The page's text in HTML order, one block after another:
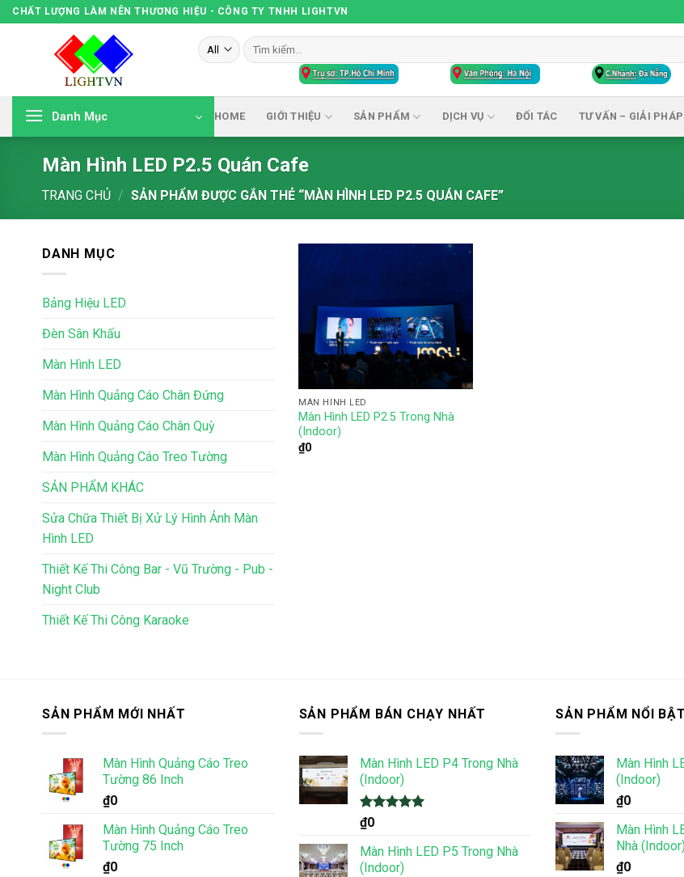
SkipCHẤT LƯỢNG LÀM NÊN THƯƠNG HIỆU - CÔNG TY TNHH LIGHTVN
Tìm
kiếm:
Danh Mục HOME GIỚI THIỆU SẢN PHẨM DỊCH VỤ ĐỐI TÁC TƯ VẤN – GIẢI PHÁP
Màn Hình LED P2.5 Quán Cafe
TRANG CHỦ / SẢN PHẨM ĐƯỢC GẮN THẺ “MÀN HÌNH LED P2.5 QUÁN CAFE”
DANH MỤC
Bảng Hiệu LED
Đèn Sân Khấu
Màn Hình LED
Màn Hình Quảng Cáo Chân Đứng
Màn Hình Quảng Cáo Chân Quỳ
Màn Hình Quảng Cáo Treo Tường
SẢN PHẨM KHÁC
Sửa Chữa Thiết Bị Xử Lý Hình Ảnh Màn
Hình LED
Thiết Kế Thi Công Bar - Vũ Trường - Pub -
Night Club
Thiết Kế Thi Công Karaoke
Add to
wishlist
MÀN HÌNH LED
Màn Hình LED P2.5 Trong Nhà
(Indoor)
₫0
SẢN PHẨM MỚI NHẤT
Màn Hình Quảng Cáo Treo
Tường 86 Inch
₫0
Màn Hình Quảng Cáo Treo
Tường 75 Inch
₫0
SẢN PHẨM BÁN CHẠY NHẤT
Màn Hình LED P4 Trong Nhà
(Indoor)
Được xếp
hạng
5 sao
₫0
Màn Hình LED P5 Trong Nhà
(Indoor)
SẢN PHẨM NỔI BẬT
Màn Hình
(Indoor)
₫0
Màn Hình
Nhà
₫0